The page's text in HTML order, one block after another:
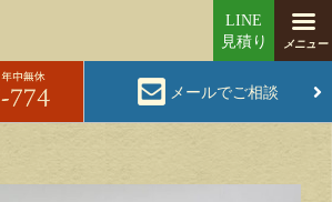
メールでご相談